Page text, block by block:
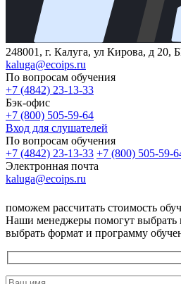
248001, г. Калуга, ул Кирова, д 20,
kaluga@ecoips.ru
По вопросам обучения
+7 (4842) 23-13-33
Бэк-офис
+7 (800) 505-59-64
Вход для слушателей
По вопросам обучения
+7 (4842) 23-13-33 +7 (800) 505-59-
Электронная почта
kaluga@ecoips.ru
поможем рассчитать стоимость
Наши менеджеры помогут выбрать
выбрать формат и программу